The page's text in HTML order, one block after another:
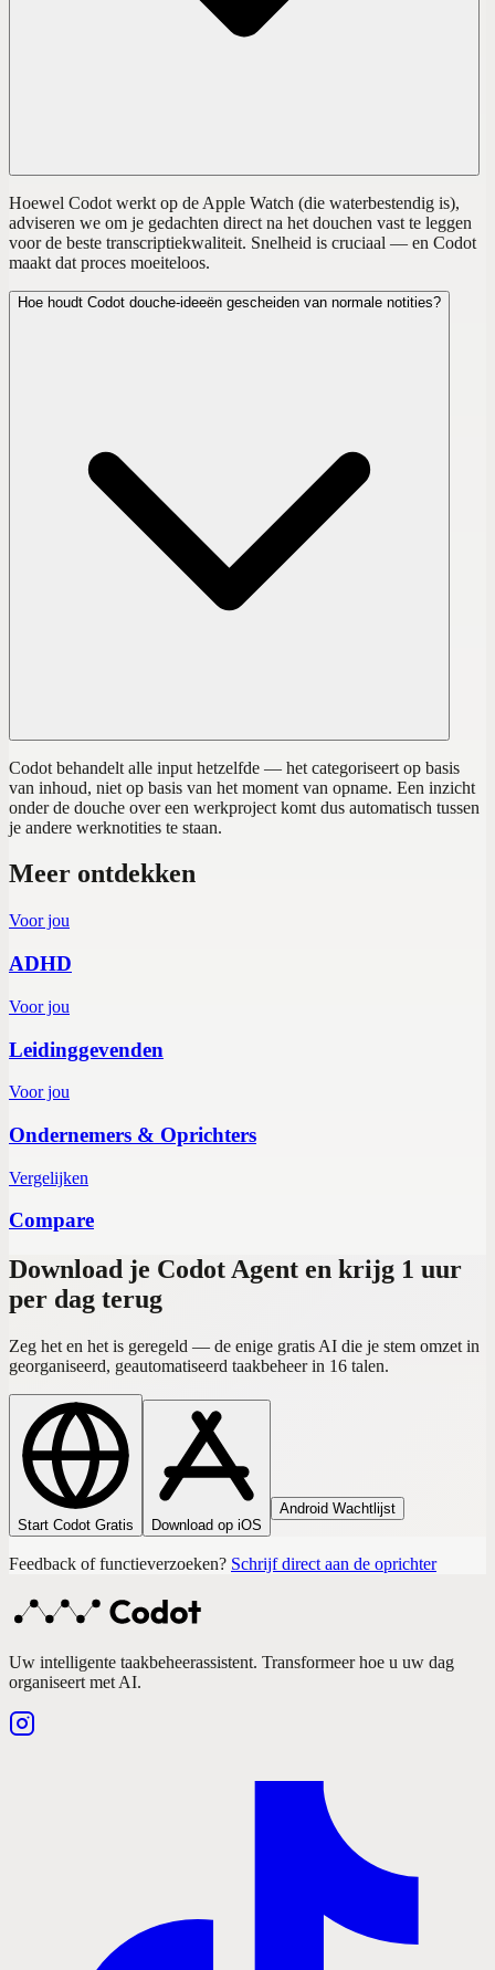
Hoewel Codot werkt op de Apple Watch (die waterbestendig is),
adviseren we om je gedachten direct na het douchen vast te leggen
voor de beste transcriptiekwaliteit. Snelheid is cruciaal — en Codot
maakt dat proces moeiteloos.
Hoe houdt Codot douche-ideeën gescheiden van normale notities?
Codot behandelt alle input hetzelfde — het categoriseert op basis
van inhoud, niet op basis van het moment van opname. Een inzicht
onder de douche over een werkproject komt dus automatisch tussen
je andere werknotities te staan.
Meer ontdekken
Voor jou
ADHD
Voor jou
Leidinggevenden
Voor jou
Ondernemers & Oprichters
Vergelijken
Compare
Download je Codot Agent en krijg 1 uur
per dag terug
Zeg het en het is geregeld — de enige gratis AI die je stem omzet in
georganiseerd, geautomatiseerd taakbeheer in 16 talen.
Start Codot Gratis Download op iOS
Android Wachtlijst
Feedback of functieverzoeken? Schrijf direct aan de oprichter
Uw intelligente taakbeheerassistent. Transformeer hoe u uw dag
organiseert met AI.